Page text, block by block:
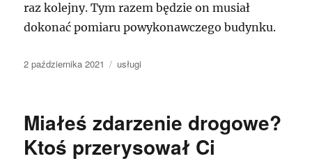
raz kolejny. Tym razem będzie on musiał
dokonać pomiaru powykonawczego budynku.
Data
2 października 2021 Kategorie
usługi
Miałeś zdarzenie drogowe?
Ktoś przerysował Ci